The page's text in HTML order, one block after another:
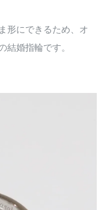
形にできるため、オ
結婚指輪です。